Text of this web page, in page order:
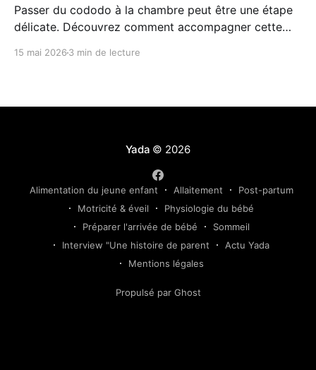
Passer du cododo à la chambre peut être une étape
délicate. Découvrez comment accompagner cette
15 mai 2026 3 min de lecture
Yada © 2026
Alimentation du jeune enfant Allaitement
Post-partum
Motricité & éveil
Physiologie du bébé
Préparer l'arrivée de bébé
Sommeil
Interview "Une histoire de parent
Actu Yada
Mentions légales
Propulsé par Ghost